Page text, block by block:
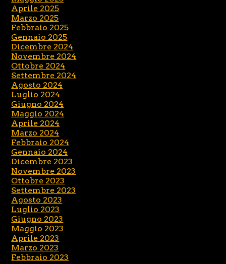
Aprile 2025
Marzo 2025
Febbraio 2025
Gennaio 2025
Dicembre 2024
Novembre 2024
Ottobre 2024
Settembre 2024
Agosto 2024
Luglio 2024
Giugno 2024
Maggio 2024
Aprile 2024
Marzo 2024
Febbraio 2024
Gennaio 2024
Dicembre 2023
Novembre 2023
Ottobre 2023
Settembre 2023
Agosto 2023
Luglio 2023
Giugno 2023
Maggio 2023
Aprile 2023
Marzo 2023
Febbraio 2023